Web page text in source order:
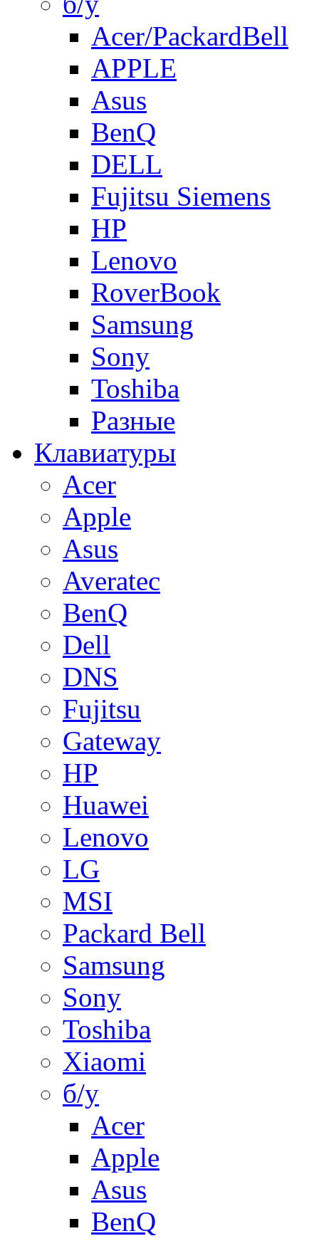
Acer/PackardBell
APPLE
Asus
BenQ
DELL
Fujitsu Siemens
HP
Lenovo
RoverBook
Samsung
Sony
Toshiba
Разные
Клавиатуры
Acer
Apple
Asus
Averatec
BenQ
Dell
DNS
Fujitsu
Gateway
HP
Huawei
Lenovo
LG
MSI
Packard Bell
Samsung
Sony
Toshiba
Xiaomi
б/у
Acer
Apple
Asus
BenQ